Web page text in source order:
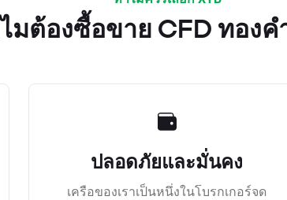
มต้องซื้อขาย CFD ทองค
ปลอดภัยและมั่นคง
เครือของเราเป็นหนึ่งในโบรกเกอร์จด